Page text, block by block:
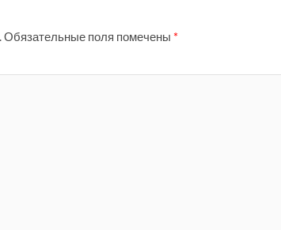
Обязательные поля помечены *